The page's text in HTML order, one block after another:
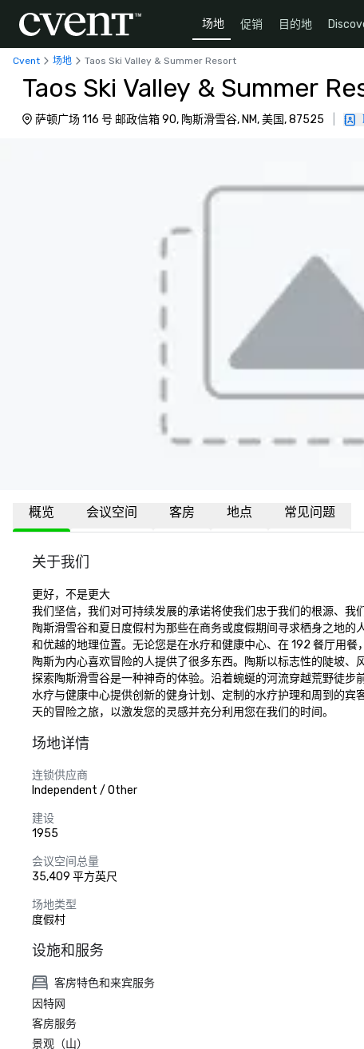
场地 促销 目的地
Cvent 场地 Taos Ski Valley & Summer Resort
Taos Ski Valley & Summer
萨顿广场 116 号 邮政信箱 90, 陶斯滑雪谷, NM, 美国, 87525
概览 会议空间 客房 地点 常见问题
关于我们
更好，不是更大
我们坚信，我们对可持续发展的承诺将使我们忠于我们的根源、我
陶斯滑雪谷和夏日度假村为那些在商务或度假期间寻求栖身之地
和优越的地理位置。无论您是在水疗和健康中心、在 192 餐厅用
陶斯为内心喜欢冒险的人提供了很多东西。陶斯以标志性的陡坡
探索陶斯滑雪谷是一种神奇的体验。沿着蜿蜒的河流穿越荒野徒步
水疗与健康中心提供创新的健身计划、定制的水疗护理和周到的
天的冒险之旅，以激发您的灵感并充分利用您在我们的时间。
场地详情
连锁供应商
Independent / Other
建设
1955
会议空间总量
35,409 平方英尺
场地类型
度假村
设施和服务
客房特色和来宾服务
因特网
客房服务
景观（山）